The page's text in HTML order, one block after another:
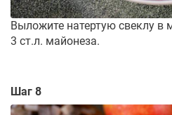
Выложите натертую свеклу в
3 ст.л. майонеза.
Шаг 8